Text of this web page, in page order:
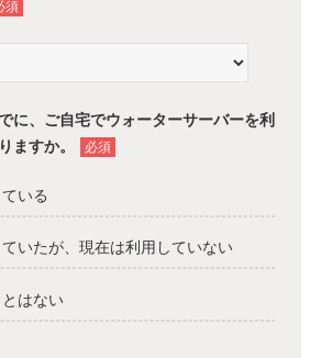
須
に、ご自宅でウォーターサーバーを利
ますか。
必須
いる
いたが、現在は利用していない
はない